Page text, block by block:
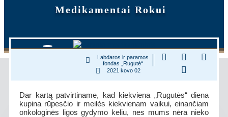
Medikamentai Rokui
Labdaros ir paramos
fondas „Rugutė“
2021 kovo 02
Dar kartą patvirtiname, kad kiekviena „Rugutės“ diena
kupina rūpesčio ir meilės kiekvienam vaikui, einančiam
onkologinės ligos gydymo keliu, nes mums nėra nieko